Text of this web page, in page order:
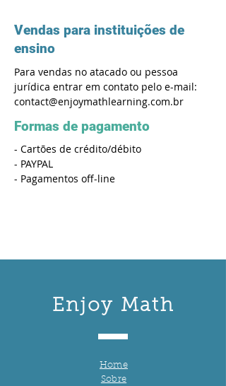
Vendas para instituições de
ensino
Para vendas no atacado ou pessoa
jurídica entrar em contato pelo e-mail:
contact@enjoymathlearning.com.br
Formas de pagamento
- Cartões de crédito/débito
- PAYPAL
- Pagamentos off-line
Enjoy Math
Home
Sobre